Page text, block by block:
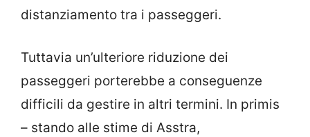
distanziamento tra i passeggeri.
Tuttavia un’ulteriore riduzione dei
passeggeri porterebbe a conseguenze
difficili da gestire in altri termini. In primis
– stando alle stime di Asstra,